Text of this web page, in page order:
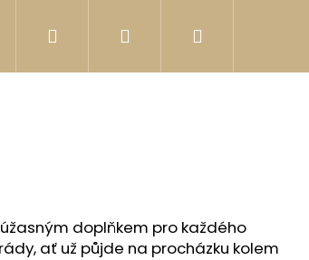
Postroje HračkyPřihlášení
doplňkem pro každého
ať už půjde na procházku kolem